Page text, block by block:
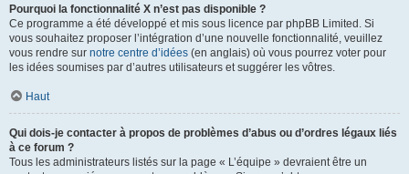
Pourquoi la fonctionnalité X n’est pas disponible ?
Ce programme a été développé et mis sous licence par phpBB Limited. Si
vous souhaitez proposer l’intégration d’une nouvelle fonctionnalité, veuillez
vous rendre sur notre centre d’idées (en anglais) où vous pourrez voter pour
les idées soumises par d’autres utilisateurs et suggérer les vôtres.
Haut
Qui dois-je contacter à propos de problèmes d’abus ou d’ordres légaux liés
à ce forum ?
Tous les administrateurs listés sur la page « L’équipe » devraient être un